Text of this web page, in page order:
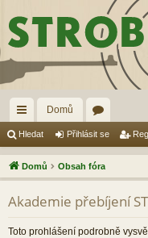
yc
hl
é
od
ka
Domů
ór
a
Hledat Přihlásit se
Domů Obsah fóra
Akademie přebíjení
Toto prohlášení podrobně